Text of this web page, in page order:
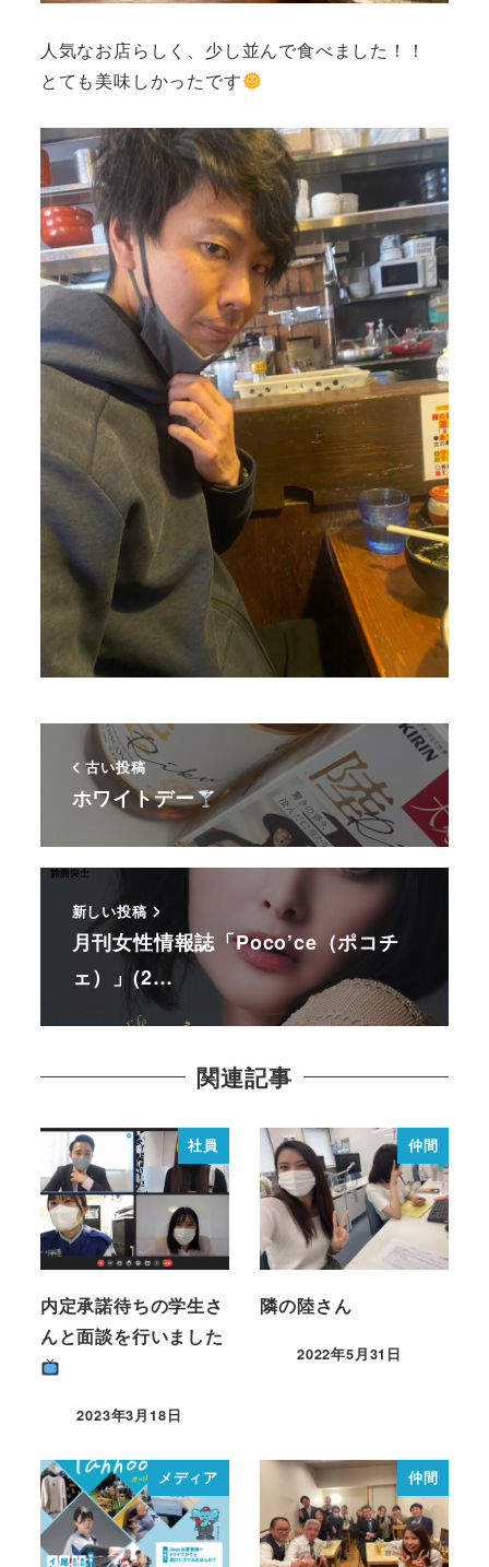
人気なお店らしく、少し並んで食べました！！
とても美味しかったです
古い投稿
ホワイトデー
新しい投稿
月刊女性情報誌「Poco’ce（ポコチ
ェ）」(2…
関連記事
社員
内定承諾待ちの学生さ
んと面談を行いました
2023年3月18日
仲間
隣の陸さん
2022年5月31日
メディア 仲間